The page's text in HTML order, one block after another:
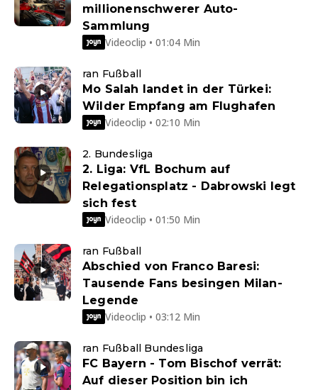
millionenschwerer Auto-
Sammlung
Videoclip • 01:04 Min
ran Fußball
Mo Salah landet in der Türkei:
Wilder Empfang am Flughafen
Videoclip • 02:10 Min
2. Bundesliga
2. Liga: VfL Bochum auf
Relegationsplatz - Dabrowski legt
sich fest
Videoclip • 01:50 Min
ran Fußball
Abschied von Franco Baresi:
Tausende Fans besingen Milan-
Legende
Videoclip • 03:12 Min
ran Fußball Bundesliga
FC Bayern - Tom Bischof verrät:
Auf dieser Position bin ich